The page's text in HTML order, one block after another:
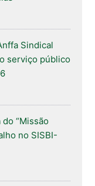
Sindical
serviço público
“Missão
no SISBI-